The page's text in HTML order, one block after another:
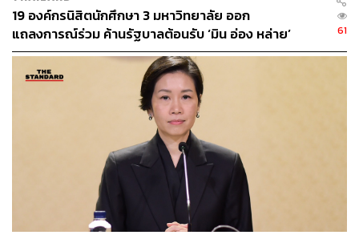
เอารัดเอาเปรียบ ร้องเรียนมาที่ สคบ. ได้ทันที ดิฉันพร้อมรับ
ฟังและยืนเคียงข้างผู้บริโภคทุกท่าน” ศุภมาส กล่าวทิ้งท้าย
OMODA & JAECOO
รถยนต์ไฟฟ้า - Electric Vehicle
รถยนต์ไฟฟ้า
สำนักนายกรัฐมนตรี
สำนักงานคณะกรรมการคุ้มครองผู้บริโภค
อนุทิน ชาญวีรกูล
คุ้มครองผู้บริโภค
อุตสาหกรรมรถยนต์ไฟฟ้า
ศุภมาส อิศรภักดี
กฎหมาย
19 องค์กรนิสิตนักศึกษา 3 มหาวิทยาลัย ออก
แถลงการณ์ร่วม ค้านรัฐบาลต้อนรับ ‘มิน อ่อง หล่าย’
61